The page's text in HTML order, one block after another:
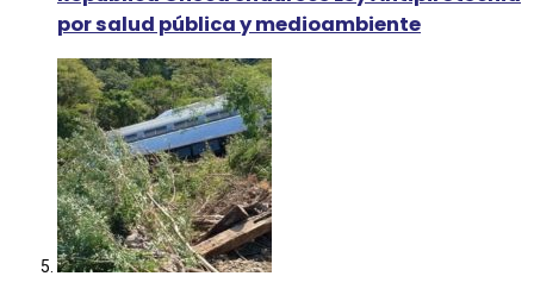
por salud pública y medioambiente